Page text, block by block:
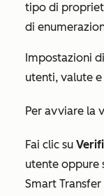
tipo di
di
Impostazioni
utenti, valute
Per avviare la
Fai clic su
utente oppure
Smart Transfer